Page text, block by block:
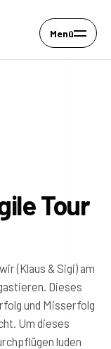
Menü
Tour
(Klaus & Sigi) am
Dieses
und Misserfolg
Um dieses
luden